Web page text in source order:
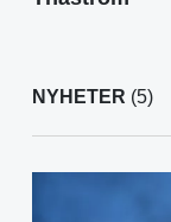
NYHETER (5)